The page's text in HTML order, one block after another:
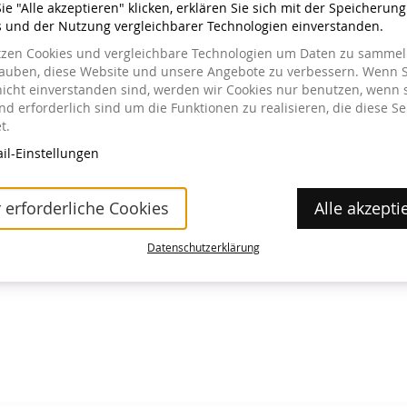
im Museum erhältlich.
"Alle akzeptieren" klicken, erklären Sie sich mit der
und der Nutzung vergleichbarer Technologien einverstanden.
Cookies und vergleichbare Technologien um Daten zu
diese Website und unsere Angebote zu verbessern. Wenn
einverstanden sind, werden wir Cookies nur benutzen, wenn
erforderlich sind um die Funktionen zu realisieren, die diese
Einstellungen
erforderliche Cookies Alle
Datenschutzerklärung